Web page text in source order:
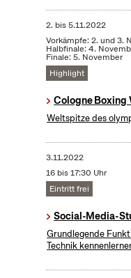
2. bis5.11.2022
Vorkämpfe: 2. und 3.
Halbfinale: 4.
Finale: 5. November
Highlight
Cologne Boxing
Weltspitze des
3.11.2022
16 bis 17:30 Uhr
Eintritt frei
Social-Media-
Grundlegende
Technik